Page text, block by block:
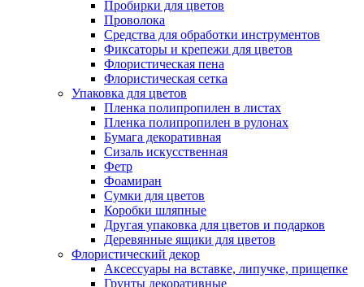
Пробирки для цветов
Проволока
Средства для обработки инструментов
Фиксаторы и крепежи для цветов
Флористическая пена
Флористическая сетка
Упаковка для цветов
Пленка полипропилен в листах
Пленка полипропилен в рулонах
Бумага декоративная
Сизаль искусственная
Фетр
Фоамиран
Сумки для цветов
Коробки шляпные
Другая упаковка для цветов и подарков
Деревянные ящики для цветов
Флористический декор
Аксессуары на вставке, липучке, прищепке
Грунты декоративные